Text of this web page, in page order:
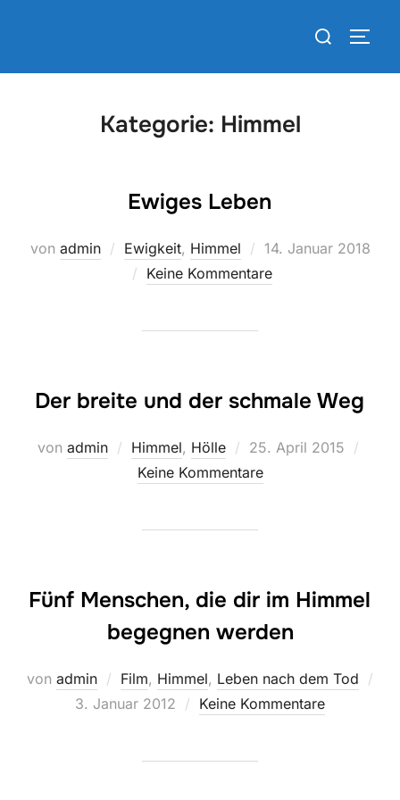
Suchen
Kategorie: Himmel
Ewiges Leben
von admin Ewigkeit, Himmel
Veröffentlicht
am
14. Januar 2018
Keine Kommentare
Der breite und der schmale Weg
von admin Himmel, Hölle
Veröffentlicht
am
25. April 2015
Keine Kommentare
Fünf Menschen, die dir im Himmel
begegnen werden
von admin Film, Himmel, Leben nach dem Tod
Veröffentlicht
3. Januar 2012 Keine Kommentare